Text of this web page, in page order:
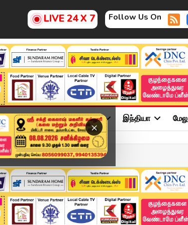
LIVE 24 X 7 Follow Us On
×
அரசியல் விளையாட்டு இந்தியா
வா...